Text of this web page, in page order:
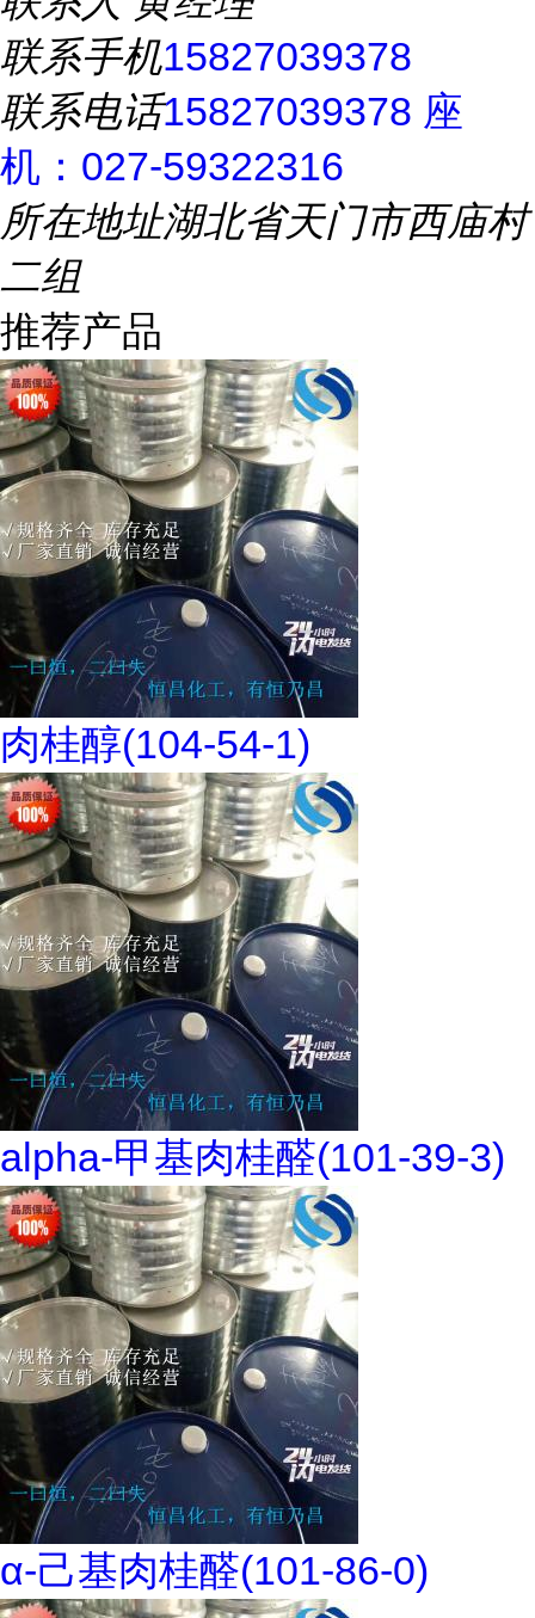
联系手机15827039378
联系电话15827039378 座
机：027-59322316
所在地址湖北省天门市西庙村
二组
推荐产品
肉桂醇(104-54-1)
alpha-甲基肉桂醛(101-39-3)
α-己基肉桂醛(101-86-0)